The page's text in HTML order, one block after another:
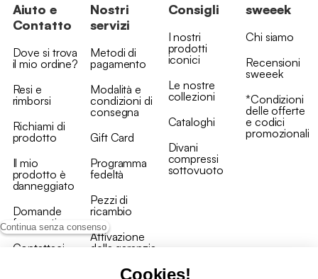
Continua senza consenso
Cookies!
Aiuto e
Contatto
Dove si trova
il mio ordine?
Resi e
rimborsi
Richiami di
prodotto
Il mio
prodotto è
danneggiato
Domande
frequenti
Contattaci
Nostri
servizi
Metodi di
pagamento
Modalità e
condizioni di
consegna
Gift Card
Programma
fedeltà
Pezzi di
ricambio
Attivazione
della garanzia
Consigli
I nostri
prodotti
iconici
Le nostre
collezioni
Cataloghi
Divani
compressi
sottovuoto
sweeek
Chi siamo
Recensioni
sweeek
*Condizioni
delle offerte
e codici
promozionali